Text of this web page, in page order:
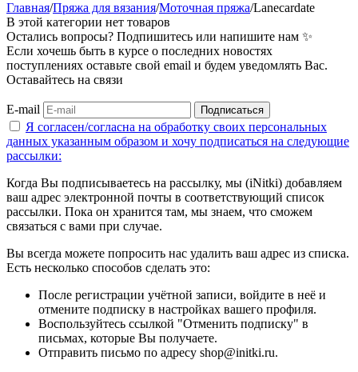
Главная/Пряжа для вязания/Моточная пряжа/Lanecardate
В этой категории нет товаров
Остались вопросы? Подпишитесь или напишите нам ✨
Если хочешь быть в курсе о последних новостях
поступлениях оставьте свой email и будем уведомлять Вас.
Оставайтесь на связи
E-mail Подписаться
Я согласен/согласна на обработку своих персональных
данных указанным образом и хочу подписаться на следующие
рассылки:
Когда Вы подписываетесь на рассылку, мы (iNitki) добавляем
ваш адрес электронной почты в соответствующий список
рассылки. Пока он хранится там, мы знаем, что сможем
связаться с вами при случае.
Вы всегда можете попросить нас удалить ваш адрес из списка.
Есть несколько способов сделать это:
После регистрации учётной записи, войдите в неё и
отмените подписку в настройках вашего профиля.
Воспользуйтесь ссылкой "Отменить подписку" в
письмах, которые Вы получаете.
Отправить письмо по адресу shop@initki.ru.